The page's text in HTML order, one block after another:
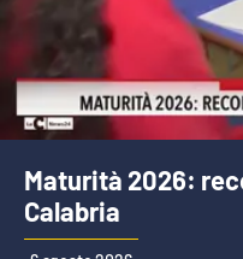
Ilreggino.it
Cosenzachannel.it
Catanzarochannel.it
Maturità 2026:
Calabria